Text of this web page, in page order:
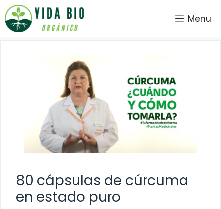
Saltar
al
contenido
Menu
80 cápsulas de cúrcuma
en estado puro